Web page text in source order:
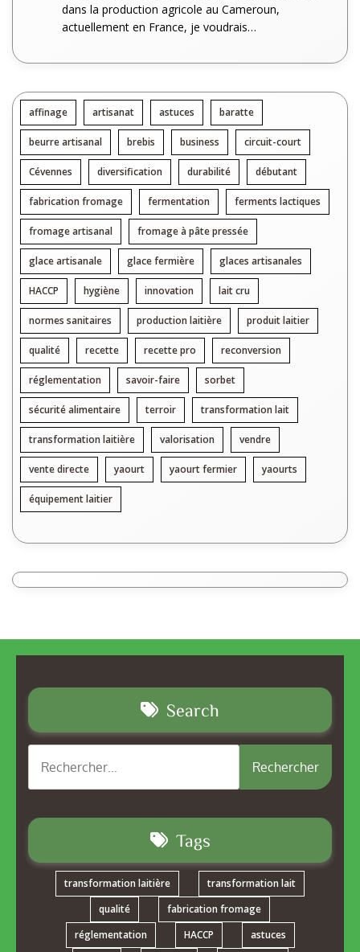
dans la production agricole au Cameroun,
actuellement en France, je voudrais…
affinage artisanat astuces baratte
beurre artisanal brebis business circuit-court
Cévennes diversification durabilité débutant
fabrication fromage fermentation ferments lactiques
fromage artisanal fromage à pâte pressée
glace artisanale glace fermière glaces artisanales
HACCP hygiène innovation lait cru
normes sanitaires production laitière produit laitier
qualité recette recette pro reconversion
réglementation savoir-faire sorbet
sécurité alimentaire terroir transformation lait
transformation laitière valorisation vendre
vente directe yaourt yaourt fermier yaourts
équipement laitier
Search
Tags
transformation laitière
transformation lait
qualité
fabrication fromage
réglementation
HACCP
astuces